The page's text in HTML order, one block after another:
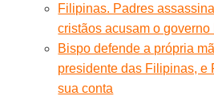
Filipinas. Padres
cristãos acusam o governo
Bispo defende a própria
presidente das Filipinas, e
sua conta